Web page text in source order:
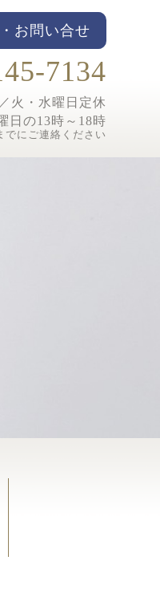
お問い合せ
7134
火・水曜日定休
日の13時～18時
でにご連絡ください